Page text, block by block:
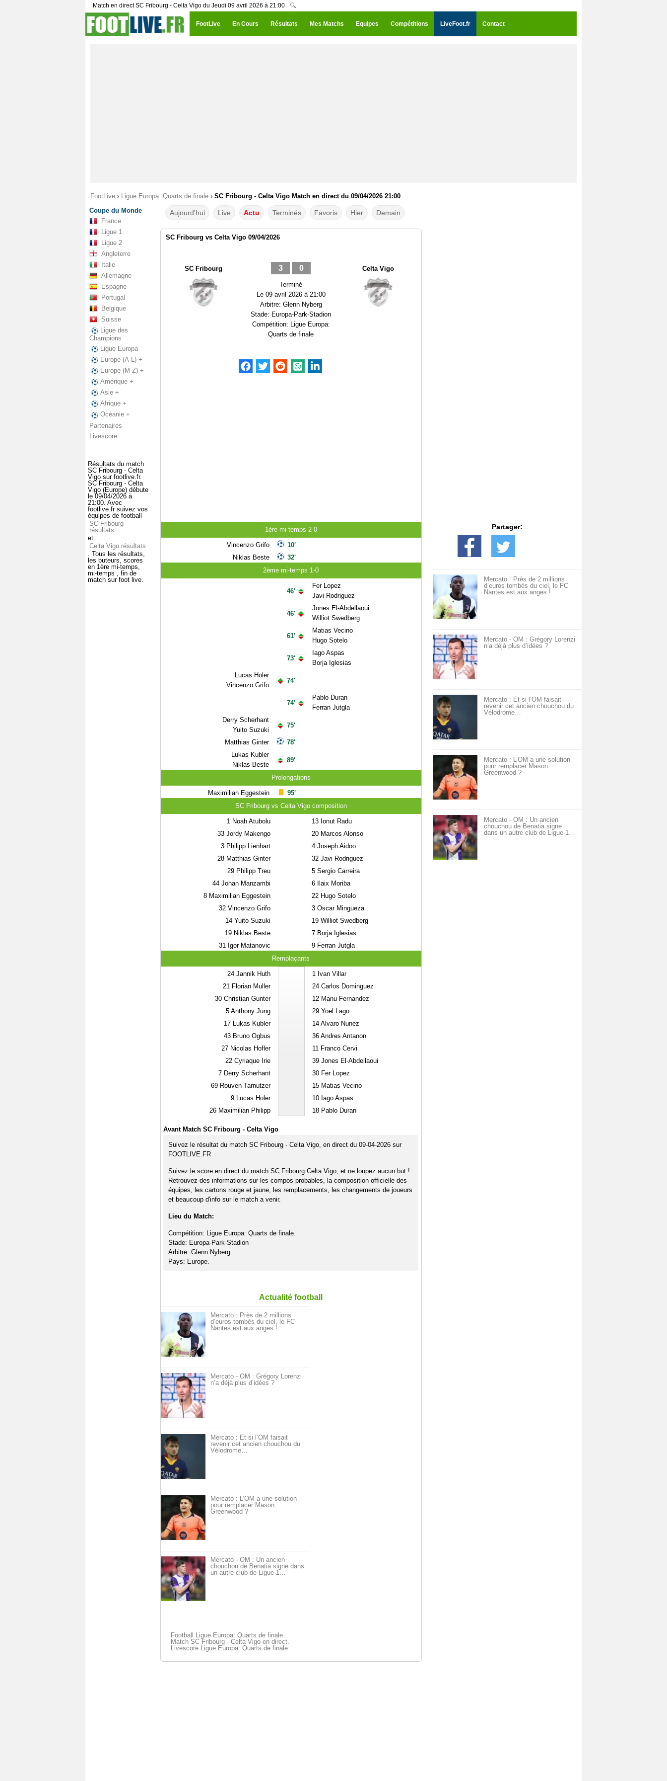
Match en direct SC Fribourg - Celta Vigo du Jeudi 09 avril 2026 à 21:00 🔍
FootLive En Cours Résultats Mes Matchs Equipes Compétitions LiveFoot.fr Contact
FootLive › Ligue Europa: Quarts de finale › SC Fribourg - Celta Vigo Match en direct du 09/04/2026 21:00
Coupe du Monde
France
Ligue 1
Ligue 2
Angleterre
Italie
Allemagne
Espagne
Portugal
Belgique
Suisse
Ligue des
Champions
Ligue Europa
Europe (A-L) +
Europe (M-Z) +
Amérique +
Asie +
Afrique +
Océanie +
Partenaires
Livescore
Résultats du match
SC Fribourg - Celta
Vigo sur footlive.fr.
SC Fribourg - Celta
Vigo (Europe) débute
le 09/04/2026 à
21:00. Avec
footlive.fr suivez vos
équipes de football
SC Fribourg
résultats
et
Celta Vigo résultats
. Tous les résultats,
les buteurs, scores
en 1ère mi-temps,
mi-temps , fin de
match sur foot live.
Aujourd'hui Live Actu Terminés Favoris Hier Demain
SC Fribourg vs Celta Vigo 09/04/2026
SC Fribourg 3 0
Terminé
Le 09 avril 2026 à 21:00
Arbitre: Glenn Nyberg
Stade: Europa-Park-Stadion
Compétition: Ligue Europa:
Quarts de finale
Celta Vigo
1ère mi-temps 2-0
Vincenzo Grifo
Niklas Beste
10'
32'
2ème mi-temps 1-0
Lucas Holer
Vincenzo Grifo
Derry Scherhant
Yuito Suzuki
Matthias Ginter
Lukas Kubler
Niklas Beste
46'
46'
61'
73'
74'
74'
75'
78'
89'
Fer Lopez
Javi Rodriguez
Jones El-Abdellaoui
Williot Swedberg
Matias Vecino
Hugo Sotelo
Iago Aspas
Borja Iglesias
Pablo Duran
Ferran Jutgla
Prolongations
Maximilian Eggestein
95'
SC Fribourg vs Celta Vigo composition
1Noah Atubolu
33Jordy Makengo
3Philipp Lienhart
28Matthias Ginter
29Philipp Treu
44Johan Manzambi
8Maximilian Eggestein
32Vincenzo Grifo
14Yuito Suzuki
19Niklas Beste
31Igor Matanovic
13Ionut Radu
20Marcos Alonso
4Joseph Aidoo
32Javi Rodriguez
5Sergio Carreira
6Ilaix Moriba
22Hugo Sotelo
3Oscar Mingueza
19Williot Swedberg
7Borja Iglesias
9Ferran Jutgla
Remplaçants
24Jannik Huth
21Florian Muller
30Christian Gunter
5Anthony Jung
17Lukas Kubler
43Bruno Ogbus
27Nicolas Hofler
22Cyriaque Irie
7Derry Scherhant
69Rouven Tarnutzer
9Lucas Holer
26Maximilian Philipp
1Ivan Villar
24Carlos Dominguez
12Manu Fernandez
29Yoel Lago
14Alvaro Nunez
36Andres Antanon
11Franco Cervi
39Jones El-Abdellaoui
30Fer Lopez
15Matias Vecino
10Iago Aspas
18Pablo Duran
Avant Match SC Fribourg - Celta Vigo
Suivez le résultat du match SC Fribourg - Celta Vigo, en direct du 09-04-2026 sur
FOOTLIVE.FR
Suivez le score en direct du match SC Fribourg Celta Vigo, et ne loupez aucun but !.
Retrouvez des informations sur les compos probables, la composition officielle des
équipes, les cartons rouge et jaune, les remplacements, les changements de joueurs
et beaucoup d'info sur le match a venir.
Lieu du Match:
Compétition: Ligue Europa: Quarts de finale.
Stade: Europa-Park-Stadion
Arbitre: Glenn Nyberg
Pays: Europe.
Actualité football
Mercato : Près de 2 millions
d’euros tombés du ciel, le FC
Nantes est aux anges !
Mercato - OM : Grégory Lorenzi
n’a déjà plus d’idées ?
Mercato : Et si l’OM faisait
revenir cet ancien chouchou du
Vélodrome…
Mercato : L’OM a une solution
pour remplacer Mason
Greenwood ?
Mercato - OM : Un ancien
chouchou de Benatia signe dans
un autre club de Ligue 1…
Football Ligue Europa: Quarts de finale
Match SC Fribourg - Celta Vigo en direct.
Livescore Ligue Europa: Quarts de finale
Partager:
Mercato : Près de 2 millions
d’euros tombés du ciel, le FC
Nantes est aux anges !
Mercato - OM : Grégory Lorenzi
n’a déjà plus d’idées ?
Mercato : Et si l’OM faisait
revenir cet ancien chouchou du
Vélodrome…
Mercato : L’OM a une solution
pour remplacer Mason
Greenwood ?
Mercato - OM : Un ancien
chouchou de Benatia signe
dans un autre club de Ligue 1…